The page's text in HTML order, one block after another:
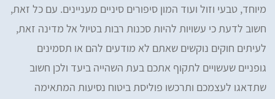
מיוחד, טבעי וזול ועוד המון סיפורים סיניים מעניינים. עם כל זאת,
חשוב לדעת כי עשויות להיות סכנות רבות בטיול אל מדינה זאת,
לעיתים חוקים נוקשים שאתם לא מודעים להם או תסמינים
גופניים שעשויים לתקוף אתכם בעת השהייה ביעד ולכן חשוב
שתדאגו לעצמכם ותרכשו פוליסת ביטוח נסיעות המתאימה